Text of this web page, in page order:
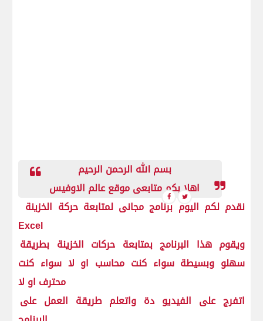
بسم الله الرحمن الرحيم
اهلا بكم متابعى موقع عالم الاوفيس
Excel
ويقوم هذا البرنامج بمتابعة حركات الخزينة بطريقة
سهلو وبسيطة سواء كنت محاسب او لا سواء كنت
محترف او لا
اتفرج على الفيديو دة واتعلم طريقة العمل على